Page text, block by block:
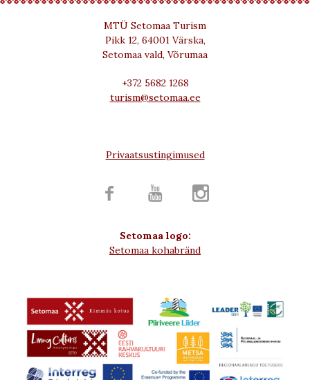
MTÜ Setomaa Turism
Pikk 12, 64001 Värska,
Setomaa vald, Võrumaa
+372 5682 1268
turism@setomaa.ee
Privaatsustingimused
  
Setomaa logo:
Setomaa kohabränd